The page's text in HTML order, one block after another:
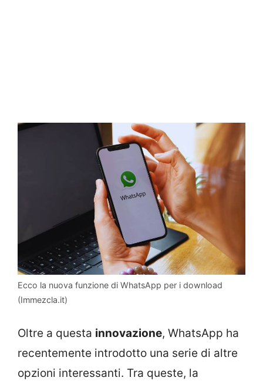
Ecco la nuova funzione di WhatsApp per i download
(Immezcla.it)
Oltre a questa innovazione, WhatsApp ha
recentemente introdotto una serie di altre
opzioni interessanti. Tra queste, la